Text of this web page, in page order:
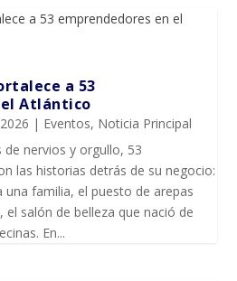
a 53
Atlántico
| Eventos, Noticia Principal
de nervios y orgullo, 53
las historias detrás de su negocio:
una familia, el puesto de arepas
salón de belleza que nació de
En...